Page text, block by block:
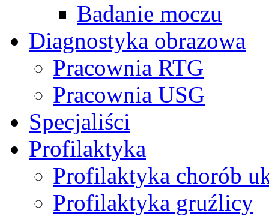
Badanie moczu
Diagnostyka obrazowa
Pracownia RTG
Pracownia USG
Specjaliści
Profilaktyka
Profilaktyka chorób
Profilaktyka gruźlicy